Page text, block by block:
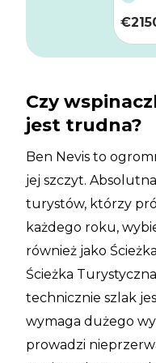
€
Czy
jest trudna?
Ben Nevis to
jej szczyt.
turystów, którzy
każdego roku,
również jako
Ścieżka
technicznie szlak
wymaga dużego
prowadzi